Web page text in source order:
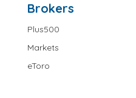
Brokers
Plus500
Markets
eToro